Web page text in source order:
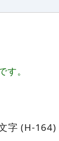
。
字 (H-164)